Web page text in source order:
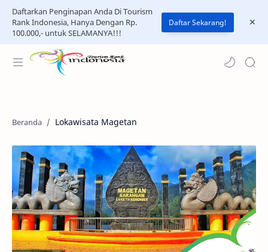
Daftarkan Penginapan Anda Di Tourism
Rank Indonesia, Hanya Dengan Rp.
100.000,- untuk SELAMANYA!!!
Daftar Sekarang!
Lokawisata Magetan